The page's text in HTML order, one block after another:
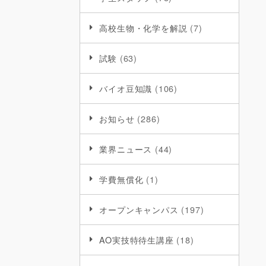
高校生物・化学を解説 (7)
試験 (63)
バイオ豆知識 (106)
お知らせ (286)
業界ニュース (44)
学費無償化 (1)
オープンキャンパス (197)
AO実技特待生講座 (18)